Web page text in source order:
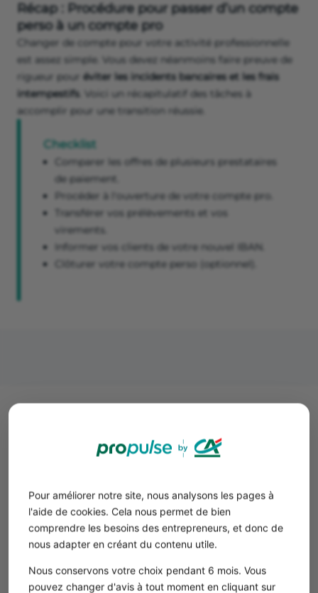
Pour améliorer notre site, nous analysons les pages à
l'aide de cookies. Cela nous permet de bien
comprendre les besoins des entrepreneurs, et donc de
nous adapter en créant du contenu utile.
Nous conservons votre choix pendant 6 mois. Vous
pouvez changer d'avis à tout moment en cliquant sur
Récap : Procédure pour passer d’un compte
perso à un compte pro
Changer de compte pour votre activité professionnelle
est assez simple. Vous devez néanmoins faire preuve de
rigueur pour éviter les incidents bancaires et les frais
intempestifs. Voici un récapitulatif des tâches à
accomplir pour une transition réussie.
Checklist
Comparer les offres de plusieurs prestataires
de paiement.
Procéder à l'ouverture de votre compte pro.
Transférer vos prélèvements et vos
virements.
Informer vos clients de votre nouvel IBAN.
Clôturer votre compte perso (optionnel).
perso à un compte pro ?
choix peut résulter d’une contrainte légale ou d’une
volonté d’optimiser la gestion de votre activité.
Quand le compte pro est obligatoire
Tout d’abord, sachez que la loi fixe certaines règles aux
entrepreneurs en ce qui concerne leur compte bancaire.